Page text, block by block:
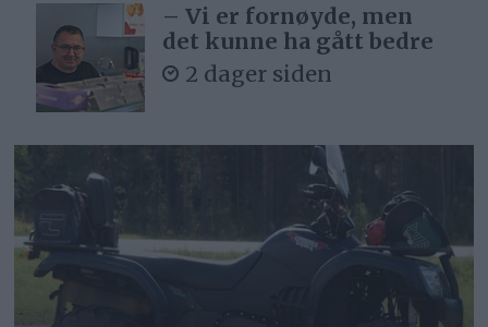
– Vi er fornøyde, men
det kunne ha gått bedre
2 dager siden